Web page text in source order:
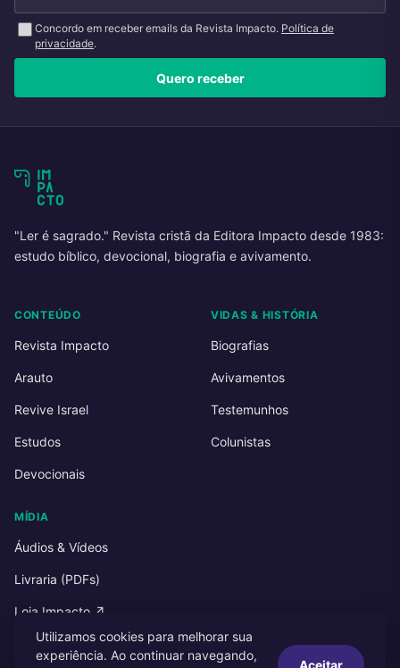
Concordo em receber emails da Revista Impacto. Política de
privacidade.
Quero receber
"Ler é sagrado." Revista cristã da Editora Impacto desde 1983:
estudo bíblico, devocional, biografia e avivamento.
CONTEÚDO
Revista Impacto
Arauto
Revive Israel
Estudos
Devocionais
VIDAS & HISTÓRIA
Biografias
Avivamentos
Testemunhos
Colunistas
MÍDIA
Áudios & Vídeos
Livraria (PDFs)
Loja Impacto ↗
Utilizamos cookies para melhorar sua
experiência. Ao continuar navegando,
Aceitar